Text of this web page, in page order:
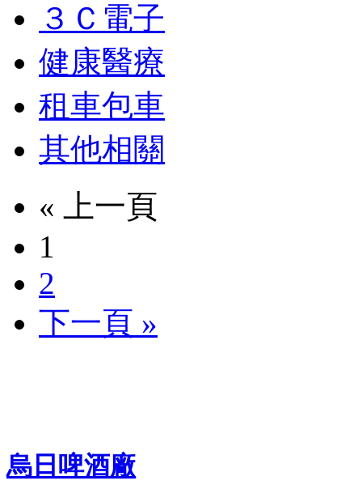
３Ｃ電子
健康醫療
租車包車
其他相關
« 上一頁
1
2
下一頁 »
烏日啤酒廠